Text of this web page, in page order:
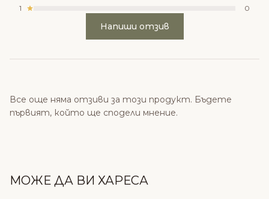
1 0
Напиши отзив
Все още няма отзиви за този продукт. Бъдете
първият, който ще сподели мнение.
МОЖЕ ДА ВИ ХАРЕСА